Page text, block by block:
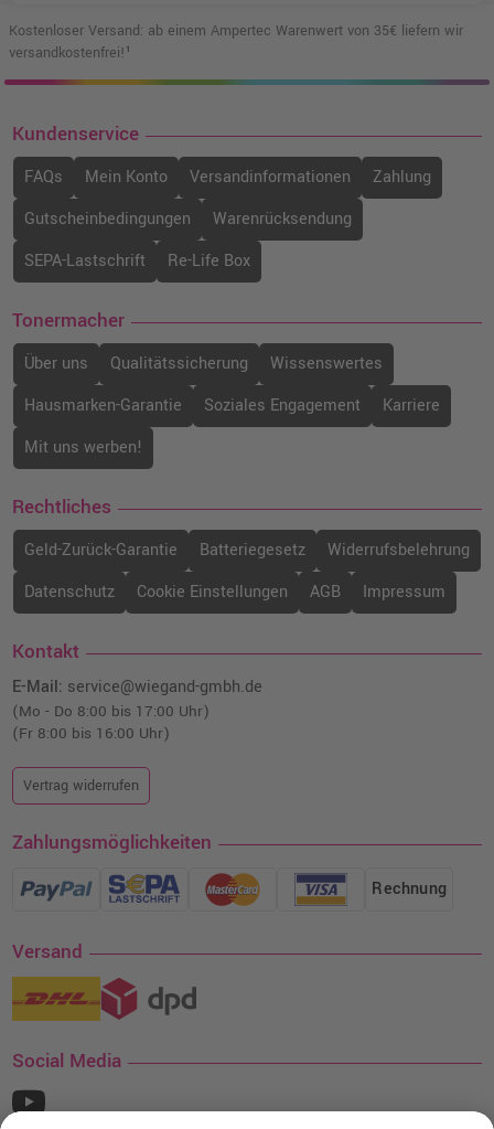
Kostenloser Versand: ab einem Ampertec Warenwert von 35€ liefern wir
versandkostenfrei!¹
Kundenservice
FAQs Mein Konto Versandinformationen
Zahlung
Gutscheinbedingungen
Warenrücksendung
SEPA-Lastschrift
Re-Life Box
Tonermacher
Über uns Qualitätssicherung
Wissenswertes
Hausmarken-Garantie
Soziales Engagement
Karriere
Mit uns werben!
Rechtliches
Geld-Zurück-Garantie Batteriegesetz
Widerrufsbelehrung
Datenschutz
Cookie Einstellungen AGB Impressum
Kontakt
E-Mail: service@wiegand-gmbh.de
(Mo - Do 8:00 bis 17:00 Uhr)
(Fr 8:00 bis 16:00 Uhr)
Vertrag widerrufen
Zahlungsmöglichkeiten
Rechnung
Versand
Social Media